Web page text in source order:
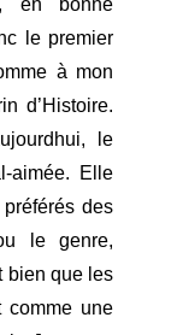
en bonne
le premier
à mon
d’Histoire.
le
aimée. Elle
des
le genre,
bien que les
comme une